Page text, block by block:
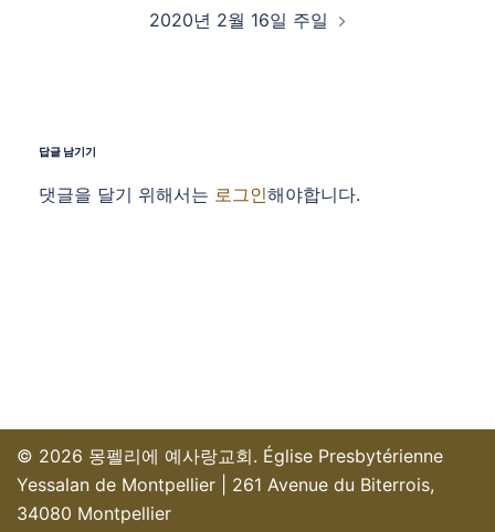
2020년 2월 16일 주일
답글 남기기
댓글을 달기 위해서는 로그인해야합니다.
© 2026 몽펠리에 예사랑교회. Église Presbytérienne
Yessalan de Montpellier | 261 Avenue du Biterrois,
34080 Montpellier